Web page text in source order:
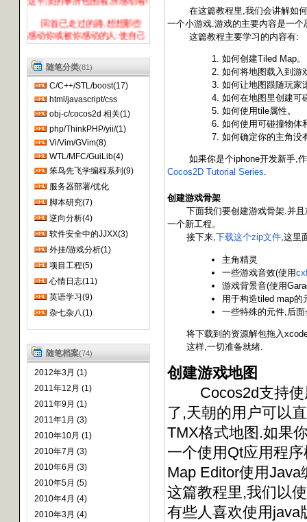
感动你或被你感动的人:使自己
从中得到升华!!
----besterChen
吾笨笨且懒散兮 急须改之而奋
进!
随笔分类(81)
C/C++/STL/boost(17)
html/javascript/css
obj-c/cocos2d 相关(1)
php/ThinkPHP/yii/(1)
Vi/Vim/GVim(8)
WTL/MFC/GuiLib(4)
笨鸟先飞学编程系列(9)
服务器部署/优化
脚本研究(7)
逆向分析(4)
软件安全中的JJXX(3)
外挂/游戏分析(1)
项目工程(5)
心情日志(11)
英语学习(9)
杂七杂八(1)
随笔档案(74)
2012年3月 (1)
2011年12月 (1)
2011年9月 (1)
2011年1月 (3)
2010年10月 (1)
2010年7月 (3)
2010年6月 (3)
2010年5月 (5)
2010年4月 (4)
2010年3月 (4)
在这篇教程里,我们会讲解如何
一个小游戏.游戏的主要内容是一
这篇教程主要学习的内容有:
如何创建Tiled Map。
如何将地图载入到游
如何让地图跟随玩家
如何在地图里创建可
如何使用tile属性。
如何使用可碰撞物体
如何确定你的主角没
如果你是个iphone开发新手,作
Cocos2D Tutorial Series.
创建游戏骨架
下面我们要创建游戏骨架.并且
一个新工程。
接下来,下载这个zip文件,这里
主角精灵
一些游戏音效(使用
游戏背景音(使用
用于构造tiled map的
一些特殊的元件,后
将下载到的资源解包拖入xcode
这样,一切准备就绪.
创建游戏地图
Cocos2d支持使
了,天朝的用户可以
TMX格式地图.如果
一个使用Qt应用程
Map Editor使用
这篇教程里,我们以
有些人喜欢使用java